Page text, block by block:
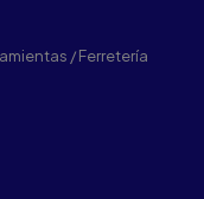
/ Ferretería